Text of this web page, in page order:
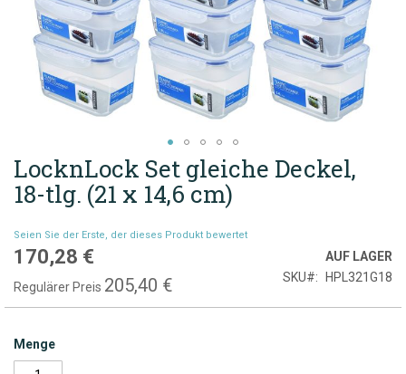
Zum
Anfang
der
springen
LocknLock Set gleiche Deckel,
18-tlg. (21 x 14,6 cm)
Seien Sie der Erste, der dieses Produkt bewertet
Sonderpreis
170,28 €
Regulärer Preis 205,40 €
AUF LAGER
SKU
HPL321G18
Menge